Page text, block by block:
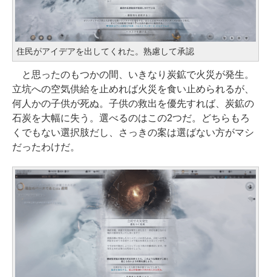
住民がアイデアを出してくれた。熟慮して承認
と思ったのもつかの間、いきなり炭鉱で火災が発生。
立坑への空気供給を止めれば火災を食い止められるが、
何人かの子供が死ぬ。子供の救出を優先すれば、炭鉱の
石炭を大幅に失う。選べるのはこの2つだ。どちらもろ
くでもない選択肢だし、さっきの案は選ばない方がマシ
だったわけだ。